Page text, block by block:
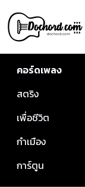
คอร์ดเพลง
สตริง
เพื่อชีวิต
กำเมือง
การ์ตูน